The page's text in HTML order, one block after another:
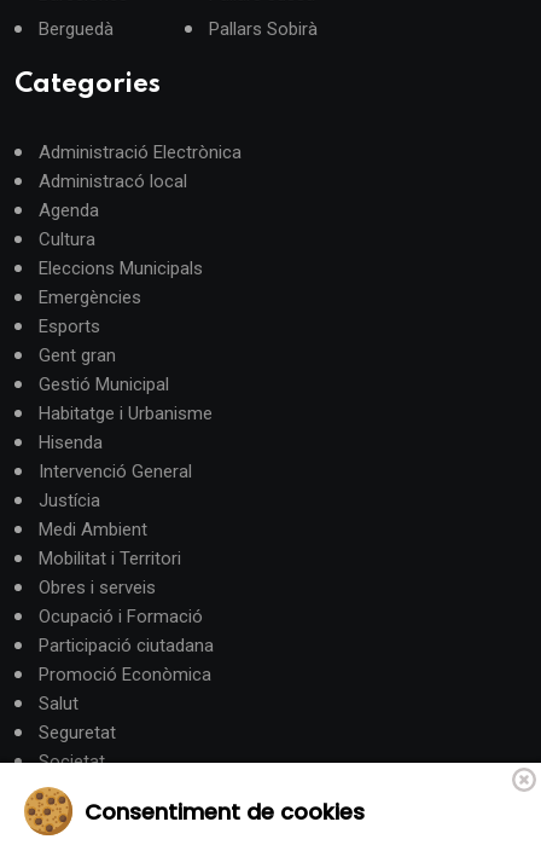
Berguedà
Pallars Sobirà
Categories
Administració Electrònica
Administracó local
Agenda
Cultura
Eleccions Municipals
Emergències
Esports
Gent gran
Gestió Municipal
Habitatge i Urbanisme
Hisenda
Intervenció General
Justícia
Medi Ambient
Mobilitat i Territori
Obres i serveis
Ocupació i Formació
Participació ciutadana
Promoció Econòmica
Salut
Seguretat
Societat
Turisme
Consentiment de cookies